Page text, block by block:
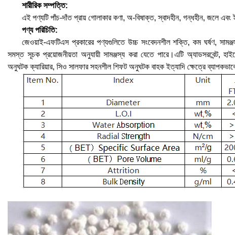
শারীরিক সম্পত্তি:
এই পণ্যটি পাঁচ-দাঁত প্রায় গোলাকার কণা, অ-বিষাক্ত, স্বাদহীন, গন্ধহীন, জলে এবং
পণ্য পরিচিতি:
জেওয়াই-এফটিএস প্রকারের পণ্যগুলিতে উচ্চ সংবেদনশীল শক্তি, কম ঘর্ষণ,
সমস্ত সূচক প্রয়োজনীয়তা অনুযায়ী সামঞ্জস্য করা যেতে পারে।এটি অ্যাডসরবেন্ট,
অনুঘটক ক্যারিয়ার, সিও সালফার সহনশীল শিফট অনুঘটক বাহক ইত্যাদি ক্ষেত্রে